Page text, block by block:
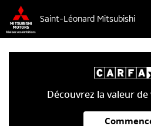
Saint-Léonard Mitsubishi
Découvrez la valeur